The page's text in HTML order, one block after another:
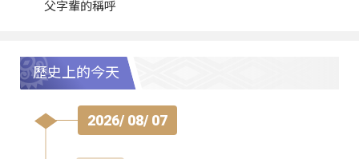
父字輩的稱呼
歷史上的今天
2026/ 08/ 07